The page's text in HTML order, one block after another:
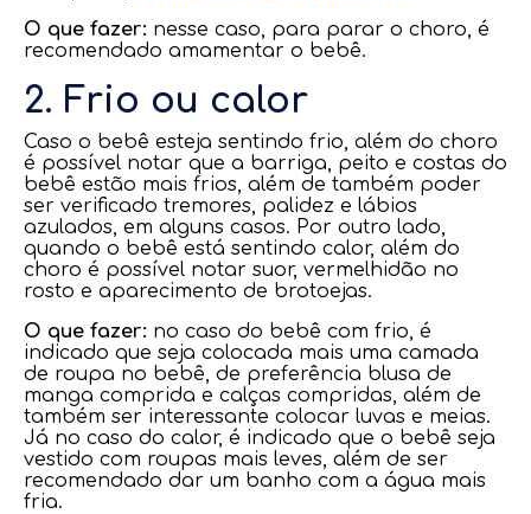
O que fazer: nesse caso, para parar o choro, é
recomendado amamentar o bebê.
2. Frio ou calor
Caso o bebê esteja sentindo frio, além do choro
é possível notar que a barriga, peito e costas do
bebê estão mais frios, além de também poder
ser verificado tremores, palidez e lábios
azulados, em alguns casos. Por outro lado,
quando o bebê está sentindo calor, além do
choro é possível notar suor, vermelhidão no
rosto e aparecimento de brotoejas.
O que fazer: no caso do bebê com frio, é
indicado que seja colocada mais uma camada
de roupa no bebê, de preferência blusa de
manga comprida e calças compridas, além de
também ser interessante colocar luvas e meias.
Já no caso do calor, é indicado que o bebê seja
vestido com roupas mais leves, além de ser
recomendado dar um banho com a água mais
fria.